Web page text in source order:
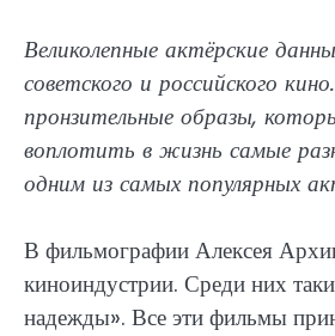
Великолепные актёрские
советского и российского
пронзительные образы,
воплотить в жизнь самые
одним из самых популярных
В фильмографии Алексея
киноиндустрии. Среди них
надежды». Все эти фильмы